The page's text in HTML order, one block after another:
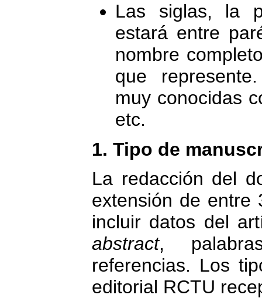
Las siglas, la
estará entre
nombre
que
muy conocidas
etc.
1. Tipo de
La redacción del
extensión de entre
incluir datos del
abstract,
referencias. Los
editorial RCTU